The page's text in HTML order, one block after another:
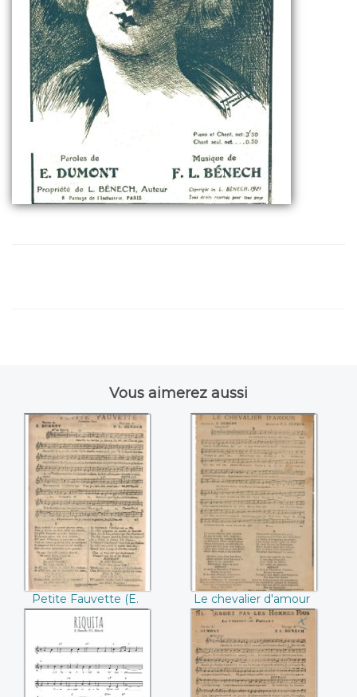
Vous aimerez aussi
Petite Fauvette ((E.
Dumont / F.L.
Bénech))
Petite Fauvette (E.
Dumont / F.L.
Bénech)
Le chevalier
d'amour ((E.
Dumont / F.L.
Bénech))
Le chevalier d'amour
(E. Dumont / F.L.
Bénech)
Riquita ((E.
Dumont / F.L.
Ne rendez pas les
hommes fous ((E.